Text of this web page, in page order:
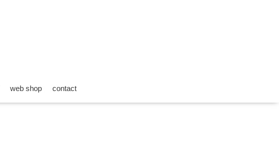
web shop contact